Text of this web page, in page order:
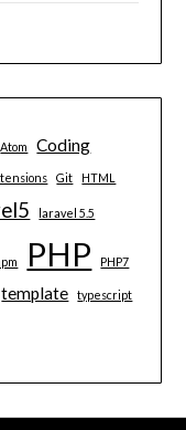
Atom Coding
Git HTML
laravel 5.5
PHP PHP7
template
typescript